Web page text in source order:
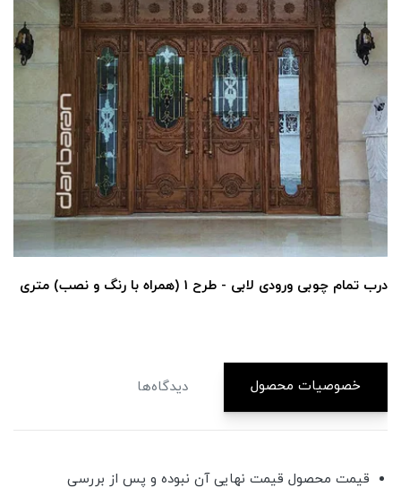
درب تمام چوبی ورودی لابی - طرح 1 (همراه با رنگ و نصب) متری
خصوصیات محصول دیدگاه‌ها
قیمت محصول قیمت نهایی آن نبوده و پس از بررسی